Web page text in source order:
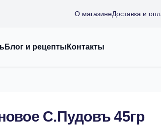
О магазинеДоставка и
Блог и рецепты Контакты
С.Пудовъ 45гр